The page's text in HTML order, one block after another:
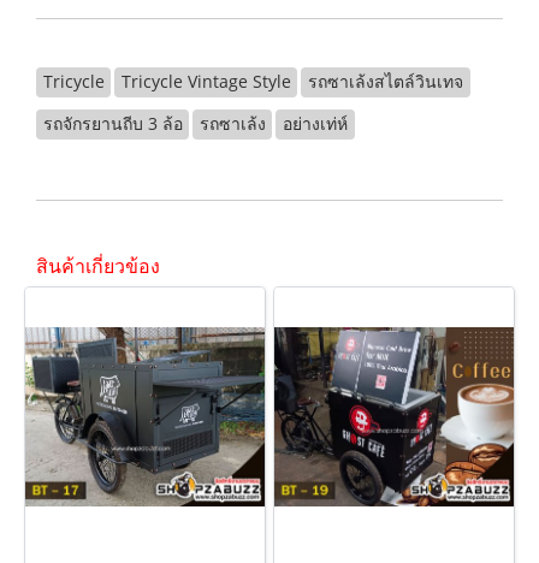
Tricycle Tricycle Vintage Style
รถซาเล้งสไตล์วินเทจ
รถจักรยานถีบ 3 ล้อ
รถซาเล้ง อย่างเท่ห์
สินค้าเกี่ยวข้อง